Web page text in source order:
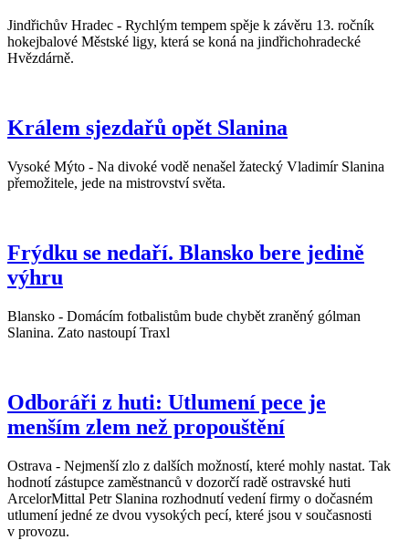
Jindřichův Hradec - Rychlým tempem spěje k závěru 13. ročník
hokejbalové Městské ligy, která se koná na jindřichohradecké
Hvězdárně.
Králem sjezdařů opět Slanina
Vysoké Mýto - Na divoké vodě nenašel žatecký Vladimír Slanina
přemožitele, jede na mistrovství světa.
Frýdku se nedaří. Blansko bere jedině
výhru
Blansko - Domácím fotbalistům bude chybět zraněný gólman
Slanina. Zato nastoupí Traxl
Odboráři z huti: Utlumení pece je
menším zlem než propouštění
Ostrava - Nejmenší zlo z dalších možností, které mohly nastat. Tak
hodnotí zástupce zaměstnanců v dozorčí radě ostravské huti
ArcelorMittal Petr Slanina rozhodnutí vedení firmy o dočasném
utlumení jedné ze dvou vysokých pecí, které jsou v současnosti
v provozu.